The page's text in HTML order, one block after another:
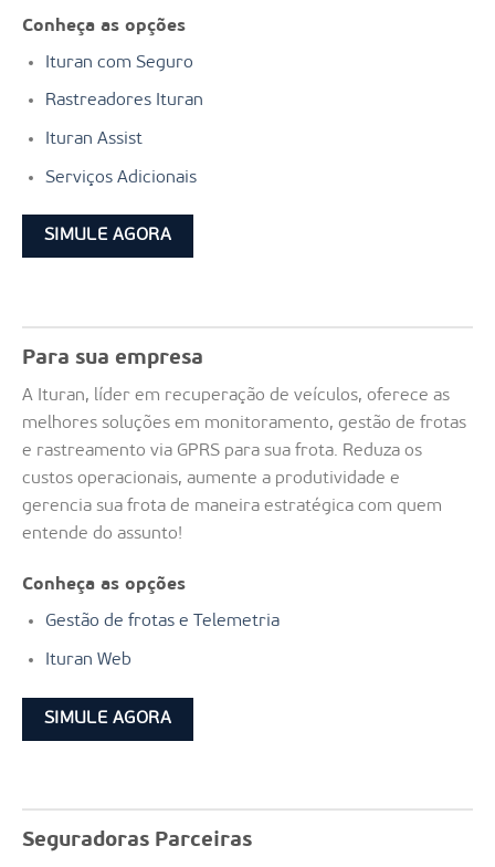
Conheça as opções
Ituran com Seguro
Rastreadores Ituran
Ituran Assist
Serviços Adicionais
SIMULE AGORA
Para sua empresa
A Ituran, líder em recuperação de veículos, oferece as
melhores soluções em monitoramento, gestão de frotas
e rastreamento via GPRS para sua frota. Reduza os
custos operacionais, aumente a produtividade e
gerencia sua frota de maneira estratégica com quem
entende do assunto!
Conheça as opções
Gestão de frotas e Telemetria
Ituran Web
SIMULE AGORA
Seguradoras Parceiras